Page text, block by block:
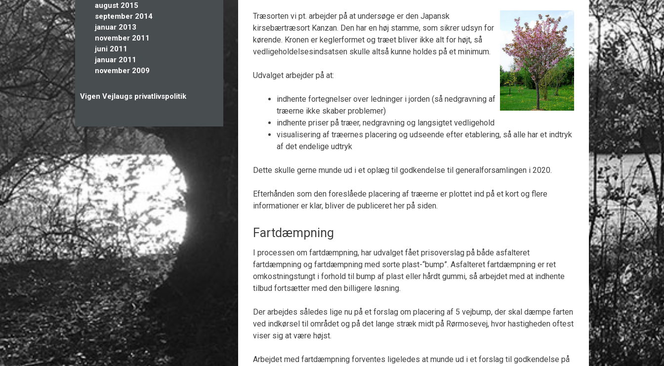
Træsorten vi pt. arbejder på at undersøge er den Japansk
kirsebærtræsort Kanzan. Den har en høj stamme, som sikrer udsyn for
kørende. Kronen er keglerformet og træet bliver ikke alt for højt, så
vedligeholdelsesindsatsen skulle altså kunne holdes på et minimum.
Udvalget arbejder på at:
indhente fortegnelser over ledninger i jorden (så nedgravning af
træerne ikke skaber problemer)
indhente priser på træer, nedgravning og langsigtet vedligehold
visualisering af træernes placering og udseende efter etablering, så alle har et indtryk
af det endelige udtryk
Dette skulle gerne munde ud i et oplæg til godkendelse til generalforsamlingen i 2020.
Efterhånden som den foreslåede placering af træerne er plottet ind på et kort og flere
informationer er klar, bliver de publiceret her på siden.
Fartdæmpning
I processen om fartdæmpning, har udvalget fået prisoverslag på både asfalteret
fartdæmpning og fartdæmpning med sorte plast-“bump”. Asfalteret fartdæmpning er ret
omkostningstungt i forhold til bump af plast eller hårdt gummi, så arbejdet med at indhente
tilbud fortsætter med den billigere løsning.
Der arbejdes således lige nu på et forslag om placering af 5 vejbump, der skal dæmpe farten
ved indkørsel til området og på det lange stræk midt på Rørmosevej, hvor hastigheden oftest
viser sig at være højst.
Arbejdet med fartdæmpning forventes ligeledes at munde ud i et forslag til godkendelse på
august 2015
september 2014
januar 2013
november 2011
juni 2011
januar 2011
november 2009
Vigen Vejlaugs privatlivspolitik